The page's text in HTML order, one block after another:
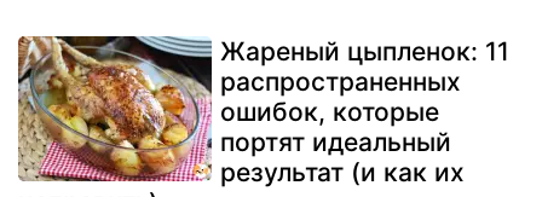
Жареный цыпленок: 11
распространенных
ошибок, которые
портят идеальный
результат (и как их